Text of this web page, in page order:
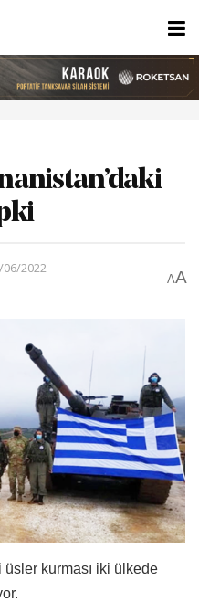
06/2022
AA
üsler kurması iki ülkede